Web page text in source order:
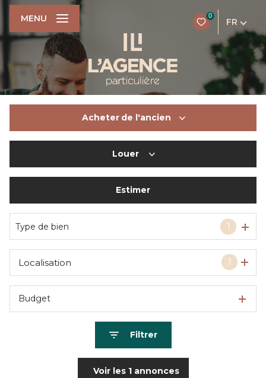
0
FR
MENU
Acheter de l'ancien
Du neuf
Louer
De l'immo pro
Estimer
Type de bien 1
1
Localisation
Budget
Filtrer
Voir les 1annonces